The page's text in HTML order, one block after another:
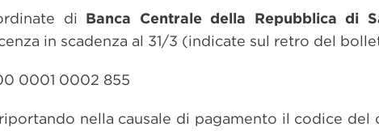
di Banca Centrale della Repubblica di
in scadenza al 31/3 (indicate sul retro del
0001 0002 855
nella causale di pagamento il codice del